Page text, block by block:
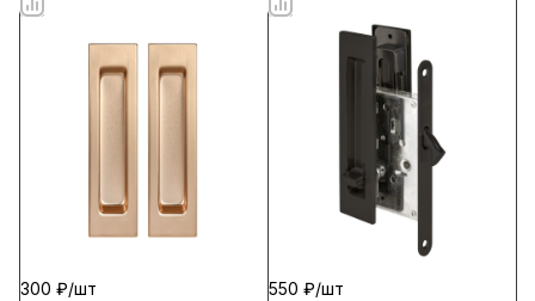
300 ₽/шт
550 ₽/шт